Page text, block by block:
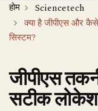
होम
Sciencetech
क्या है जीपीएस और
सिस्टम?
जीपीएस
सटीक